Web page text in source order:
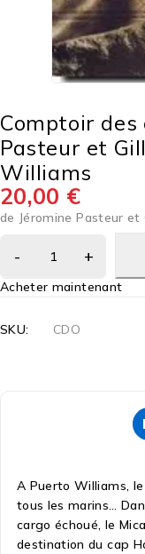
Comptoir des
Pasteur et
Williams
20,00 €
de Jéromine Pasteur et
Acheter maintenant
SKU: CDO
A Puerto Williams,
tous les marins…
cargo échoué, le
destination du cap